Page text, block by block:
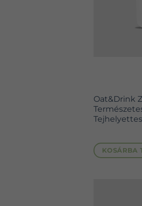
Oat&Drink
KOSÁRBA